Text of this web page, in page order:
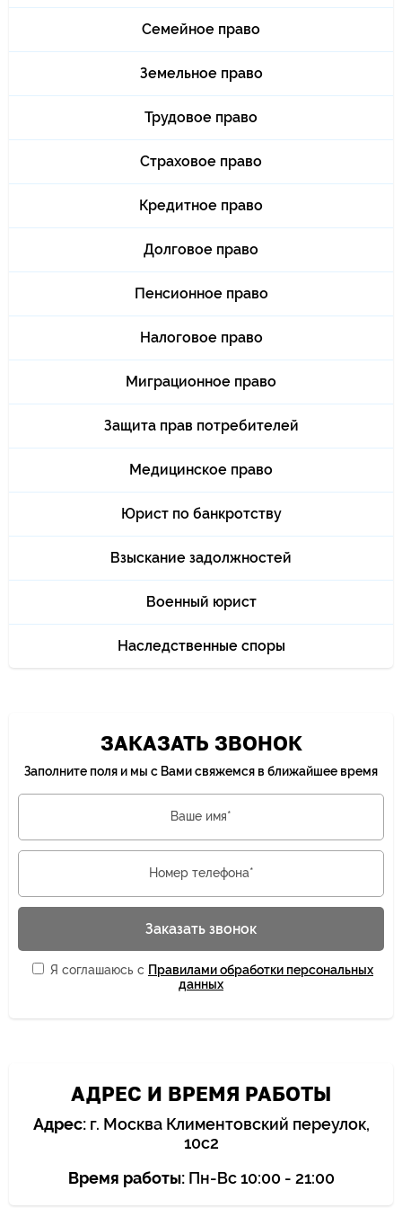
Семейное право
Земельное право
Трудовое право
Страховое право
Кредитное право
Долговое право
Пенсионное право
Налоговое право
Миграционное право
Защита прав потребителей
Медицинское право
Юрист по банкротству
Взыскание задолжностей
Военный юрист
Наследственные споры
ЗАКАЗАТЬ ЗВОНОК
Заполните поля и мы с Вами свяжемся в ближайшее время
Ваше имя*
Номер телефона*
Заказать звонок
Я соглашаюсь с Правилами обработки персональных
данных
АДРЕС И ВРЕМЯ РАБОТЫ
Адрес:г. Москва Климентовский переулок,
10с2
Время работы:Пн-Вс 10:00 - 21:00